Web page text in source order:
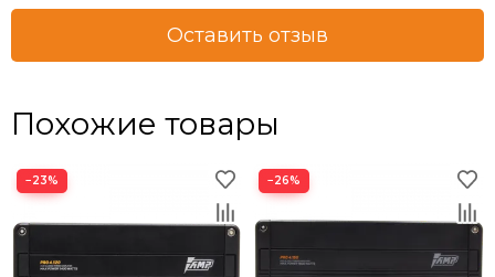
Оставить отзыв
Похожие товары
−23% −26%